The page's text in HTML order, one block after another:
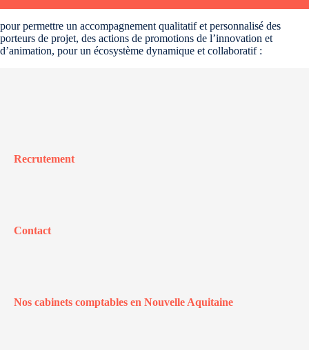
pour permettre un accompagnement qualitatif et personnalisé des
porteurs de projet, des actions de promotions de l’innovation et
d’animation, pour un écosystème dynamique et collaboratif :
Recrutement
Contact
Nos cabinets comptables en Nouvelle Aquitaine